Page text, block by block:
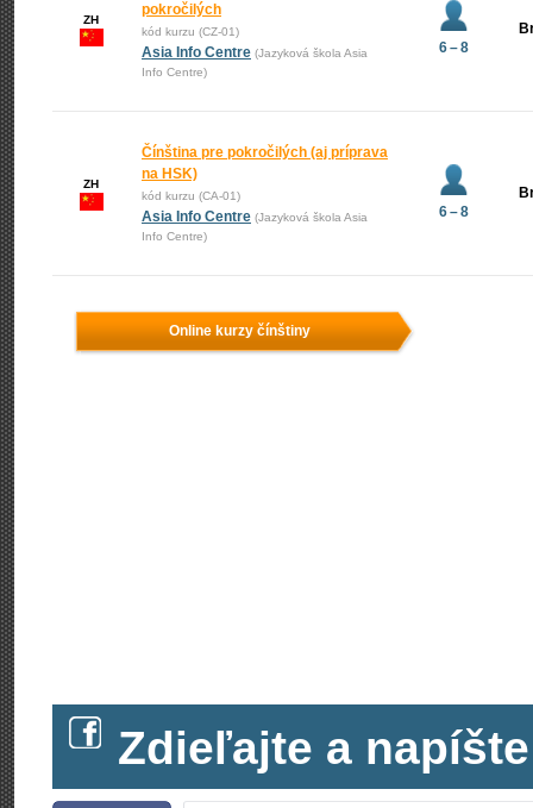
ZH
pokročilých
kód kurzu (CZ-01)
Asia Info Centre (Jazyková škola Asia
Info Centre)
6 – 8
ZH
Čínština pre pokročilých (aj príprava
na HSK)
kód kurzu (CA-01)
Asia Info Centre (Jazyková škola Asia
Info Centre)
6 – 8
Online kurzy čínštiny
Zdieľajte a